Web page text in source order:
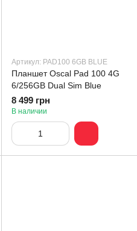
Артикул: PAD100 6GB BLUE
Планшет Oscal Pad 100 4G
6/256GB Dual Sim Blue
8 499 грн
В наличии